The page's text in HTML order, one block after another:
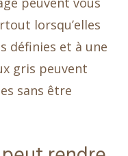
lorsqu’elles
définies et à une
gris peuvent
sans être